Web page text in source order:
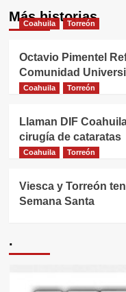
Más historias
Coahuila Torreón
Octavio Pimentel
Comunidad
Coahuila Torreón
Llaman DIF
cirugía de cataratas
Coahuila Torreón
Viesca y Torreón
Semana Santa
.